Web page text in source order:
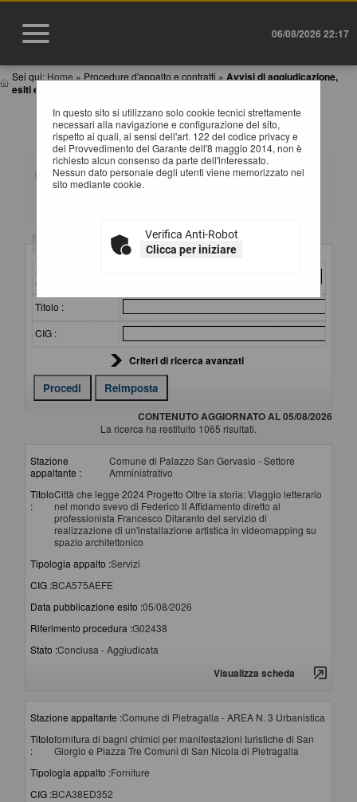
06/08/2026 22:17
Sei qui: Home » Procedure d'appalto e contratti » Avvisi di aggiudicazione,
esiti e affida...
In questo sito si utilizzano solo cookie tecnici strettamente
necessari alla navigazione e configurazione del sito,
rispetto ai quali, ai sensi dell'art. 122 del codice privacy e
del Provvedimento del Garante dell'8 maggio 2014, non è
richiesto alcun consenso da parte dell'interessato.
Nessun dato personale degli utenti viene memorizzato nel
sito mediante cookie.
Verifica Anti-Robot
Clicca per iniziare
AVVISI DI AGGIUDICAZIONE, ESITI E
AFFIDAMENTI
All'interno di questa sezione è possibile consultare gli
esiti di gara secondo i tempi previsti dalla normativa dei
contratti.
Stazione
appaltante :
Titolo :
CIG :
Criteri di ricerca avanzati
CONTENUTO AGGIORNATO AL 05/08/2026
La ricerca ha restituito 1065 risultati.
Stazione
appaltante :
Comune di Palazzo San Gervasio - Settore
Amministrativo
Titolo
:
Città che legge 2024 Progetto Oltre la storia: Viaggio letterario
nel mondo svevo di Federico II Affidamento diretto al
professionista Francesco Ditaranto del servizio di
realizzazione di un'installazione artistica in videomapping su
spazio architettonico
Tipologia appalto :Servizi
CIG :BCA575AEFE
Data pubblicazione esito :05/08/2026
Riferimento procedura :G02438
Stato :Conclusa - Aggiudicata
Visualizza scheda
Stazione appaltante :Comune di Pietragalla - AREA N. 3 Urbanistica
Titolo
:
fornitura di bagni chimici per manifestazioni turistiche di San
Giorgio e Piazza Tre Comuni di San Nicola di Pietragalla
Tipologia appalto :Forniture
CIG :BCA38ED352